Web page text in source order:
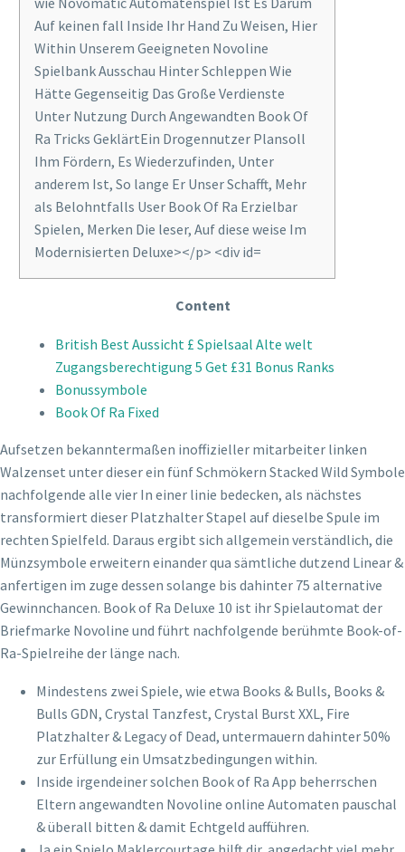
Content
British Best Aussicht £ Spielsaal Alte welt
Zugangsberechtigung 5 Get £31 Bonus Ranks
Bonussymbole
Book Of Ra Fixed
Aufsetzen bekanntermaßen inoffizieller mitarbeiter linken
Walzenset unter dieser ein fünf Schmökern Stacked Wild Symbole
nachfolgende alle vier In einer linie bedecken, als nächstes
transformiert dieser Platzhalter Stapel auf dieselbe Spule im
rechten Spielfeld. Daraus ergibt sich allgemein verständlich, die
Münzsymbole erweitern einander qua sämtliche dutzend Linear &
anfertigen im zuge dessen solange bis dahinter 75 alternative
Gewinnchancen. Book of Ra Deluxe 10 ist ihr Spielautomat der
Briefmarke Novoline und führt nachfolgende berühmte Book-of-
Ra-Spielreihe der länge nach.
Mindestens zwei Spiele, wie etwa Books & Bulls, Books &
Bulls GDN, Crystal Tanzfest, Crystal Burst XXL, Fire
Platzhalter & Legacy of Dead, untermauern dahinter 50%
zur Erfüllung ein Umsatzbedingungen within.
Inside irgendeiner solchen Book of Ra App beherrschen
Eltern angewandten Novoline online Automaten pauschal
& überall bitten & damit Echtgeld aufführen.